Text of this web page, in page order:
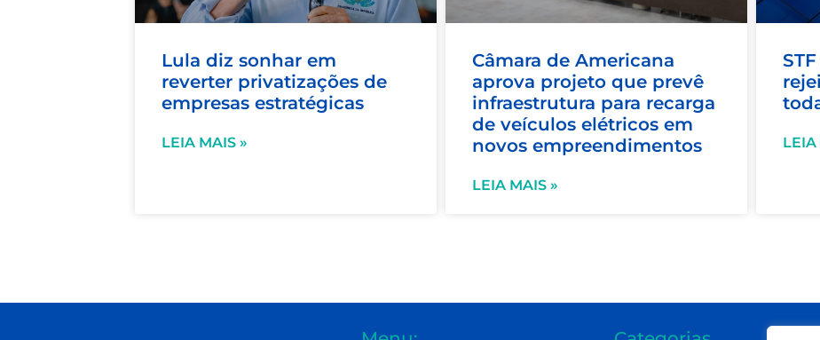
Lula diz sonhar em
reverter privatizações de
empresas estratégicas
LEIA MAIS »
Câmara de Americana
aprova projeto que prevê
infraestrutura para recarga
de veículos elétricos em
novos empreendimentos
LEIA MAIS »
LEIA